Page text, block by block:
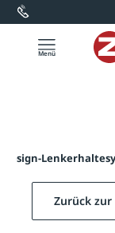
springen
Design-
Zurück